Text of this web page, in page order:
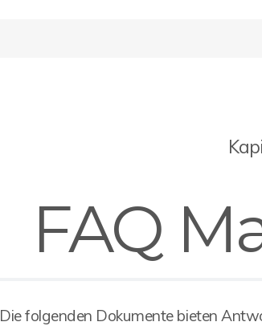
FAQ
Die folgenden Dokumente bieten